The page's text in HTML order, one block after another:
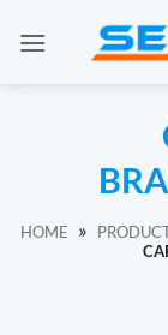
naar
HOME »